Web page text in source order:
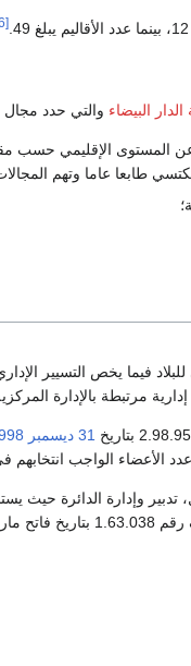
[6]
الدار البيضاء والتي حدد مجال
المستوى الإقليمي حسب
طابعا عاما وتهم المجالات
فيما يخص التسيير
مرتبطة بالإدارة
31 ديسمبر
الأعضاء الواجب
تدبير وإدارة الدائرة حيث